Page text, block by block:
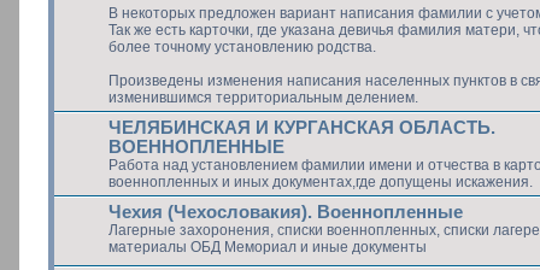
В некоторых предложен вариант написания фамилии с
Так же есть карточки, где указана девичья фамилия матери,
более точному установлению родства.
Произведены изменения написания населенных пунктов в
изменившимся территориальным делением.
ЧЕЛЯБИНСКАЯ И КУРГАНСКАЯ ОБЛАСТЬ.
ВОЕННОПЛЕННЫЕ
Работа над установлением фамилии имени и отчества в
военнопленных и иных документах,где допущены искажения.
Чехия (Чехословакия). Военнопленные
Лагерные захоронения, списки военнопленных, списки
материалы ОБД Мемориал и иные документы